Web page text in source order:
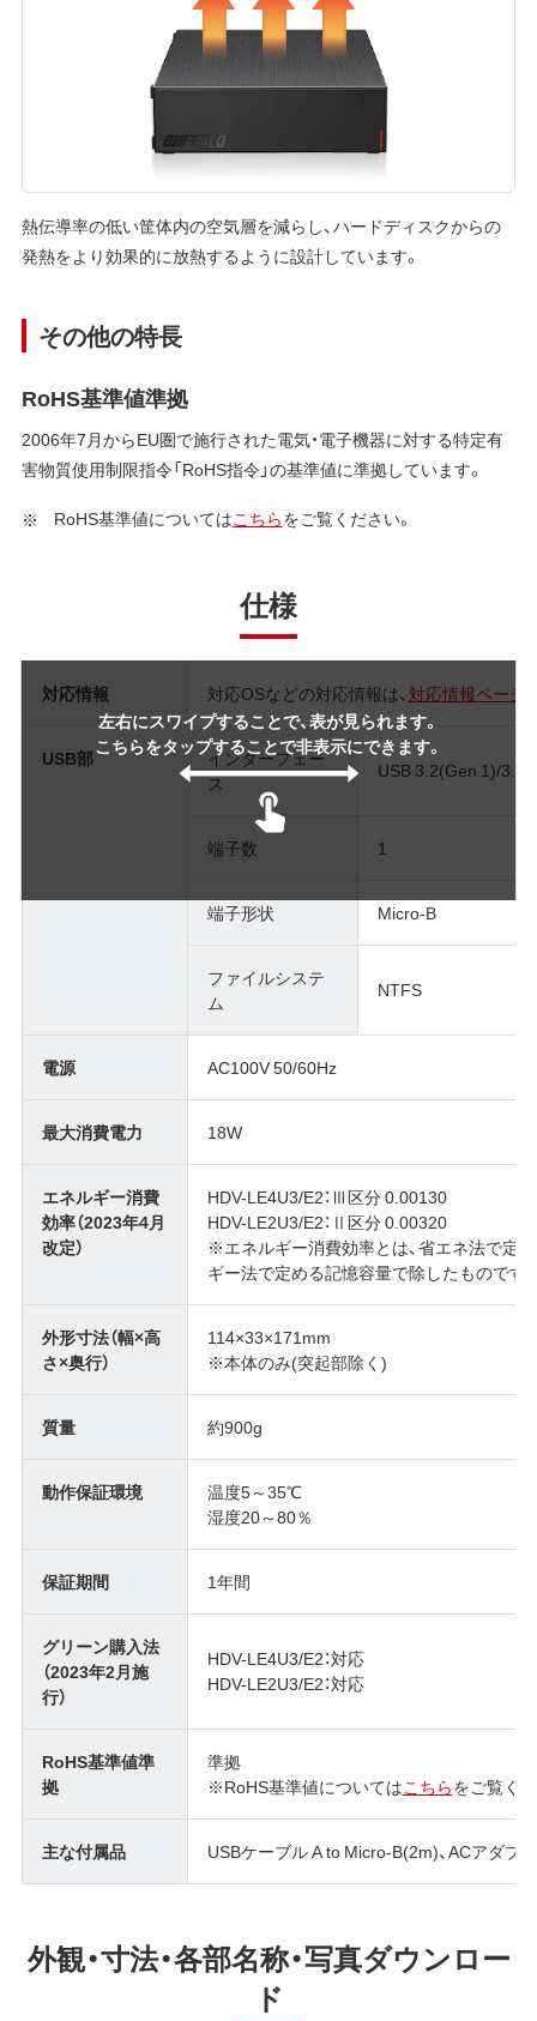
熱伝導率の低い筐体内の空気層を減らし、ハードディスクからの
発熱をより効果的に放熱するように設計しています。
その他の特長
RoHS基準値準拠
2006年7月からEU圏で施行された電気・電子機器に対する特定有
害物質使用制限指令「RoHS指令」の基準値に準拠しています。
RoHS基準値についてはこちらをご覧ください。
仕様
左右にスワイプすることで、表が見られます。
こちらをタップすることで非表示にできます。
対応情報 対応OSなどの対応情報は、 対応情報ページ
USB部
インターフェー
ス
USB 3.2(Gen 1)/
端子数 1
端子形状 Micro-B
ファイルシステ
ム
NTFS
電源 AC100V 50/60Hz
最大消費電力 18W
エネルギー消費
効率（2023年4月
改定）
HDV-LE4U3/E2：Ⅲ区分 0.00130
HDV-LE2U3/E2：Ⅱ区分 0.00320
※エネルギー消費効率とは、省エネ法で定
ギー法で定める記憶容量で除したものです
外形寸法（幅×高
さ×奥行）
114×33×171mm
※本体のみ(突起部除く)
質量 約900g
動作保証環境
温度5～35℃
湿度20～80％
保証期間 1年間
グリーン購入法
（2023年2月施
行）
HDV-LE4U3/E2：対応
HDV-LE2U3/E2：対応
RoHS基準値準
拠
準拠
※RoHS基準値についてはこちらをご覧く
主な付属品 USBケーブル A to Micro-B(2m)、ACアダプタ
外観・寸法・各部名称・写真ダウンロー
ド